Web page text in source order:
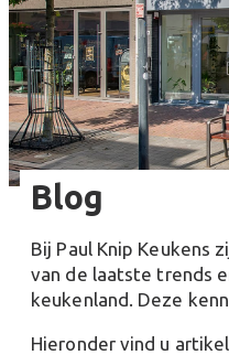
Blog
Bij Paul Knip Keukens
van de laatste trends
keukenland. Deze
Hieronder vind u